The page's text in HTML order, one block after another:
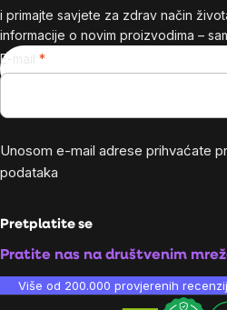
i primajte savjete za zdrav način
informacije o novim proizvodima –
E-mail
Unosom e-mail adrese prihvaćate
podataka
Pretplatite se
Pratite nas na društvenim
Više od 200.000 provjerenih